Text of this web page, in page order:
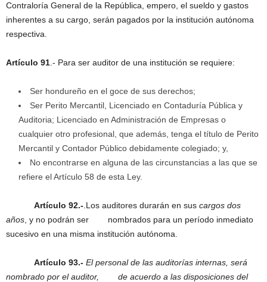
Contraloría General de la República, empero, el sueldo y gastos
inherentes a su cargo, serán pagados por la institución autónoma
respectiva.
Artículo 91 .- Para ser auditor de una institución se requiere:
Ser hondureño en el goce de sus derechos;
Ser Perito Mercantil, Licenciado en Contaduría Pública y
Auditoria; Licenciado en Administración de Empresas o
cualquier otro profesional, que además, tenga el título de Perito
Mercantil y Contador Público debidamente colegiado; y,
No encontrarse en alguna de las circunstancias a las que se
refiere el Artículo 58 de esta Ley.
Artículo 92.- .Los auditores durarán en sus cargos dos
años , y no podrán ser nombrados para un período inmediato
sucesivo en una misma institución autónoma.
Artículo 93.- El personal de las auditorías internas, será
nombrado por el auditor, de acuerdo a las disposiciones del